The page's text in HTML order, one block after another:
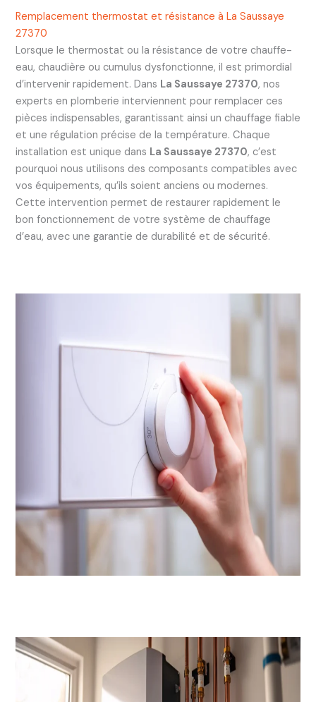
Remplacement thermostat et résistance à La Saussaye
27370
Lorsque le thermostat ou la résistance de votre chauffe-
eau, chaudière ou cumulus dysfonctionne, il est primordial
d’intervenir rapidement. Dans La Saussaye 27370, nos
experts en plomberie interviennent pour remplacer ces
pièces indispensables, garantissant ainsi un chauffage fiable
et une régulation précise de la température. Chaque
installation est unique dans La Saussaye 27370, c’est
pourquoi nous utilisons des composants compatibles avec
vos équipements, qu’ils soient anciens ou modernes.
Cette intervention permet de restaurer rapidement le
bon fonctionnement de votre système de chauffage
d’eau, avec une garantie de durabilité et de sécurité.